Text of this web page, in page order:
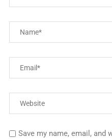
Save my name, email, and